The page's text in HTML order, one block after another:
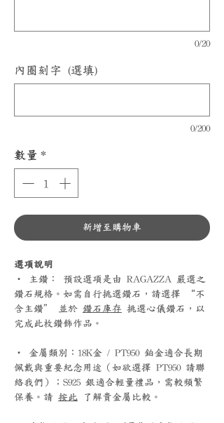
0/20
內圈刻字 (選填)
0/200
數量 *
新增至購物車
選項說明
‧ 主鑽： 預設選項是由 RAGAZZA 嚴選之
鑽石規格。如需自行挑選鑽石，請選擇 “不
含主鑽” 並於 鑽石庫存 挑選心儀鑽石，以
完成此枚鑽飾作品。
‧ 金屬類別：18K金 / PT950 鉑金適合長期
佩戴與重要紀念用途（如欲選擇 PT950 請聯
絡我們）；S925 銀適合輕量禮品，需較頻繁
保養。請 按此 了解貴金屬比較。